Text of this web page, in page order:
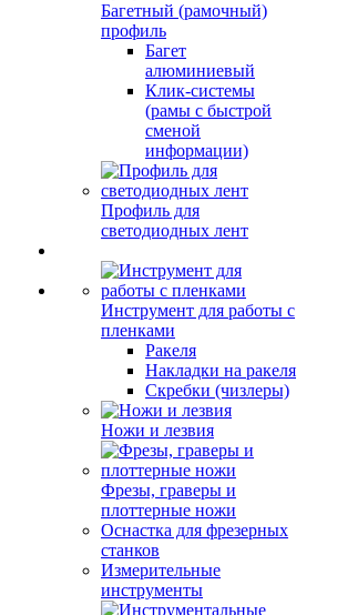
Багетный (рамочный)
профиль
Багет
алюминиевый
Клик-системы
(рамы с быстрой
сменой
информации)
Профиль для
светодиодных лент
Инструмент для работы с
пленками
Ракеля
Накладки на ракеля
Скребки (чизлеры)
Ножи и лезвия
Фрезы, граверы и
плоттерные ножи
Оснастка для фрезерных
станков
Измерительные
инструменты